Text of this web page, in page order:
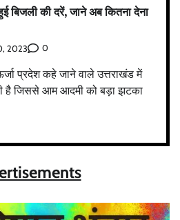
बिजली की दरें, जाने अब कितना देना
2023 0
प्रदेश कहे जाने वाले उत्तराखंड में
है जिससे आम आदमी को बड़ा झटका